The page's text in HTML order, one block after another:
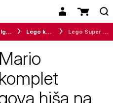
Igrače Lego kocke
hiša na